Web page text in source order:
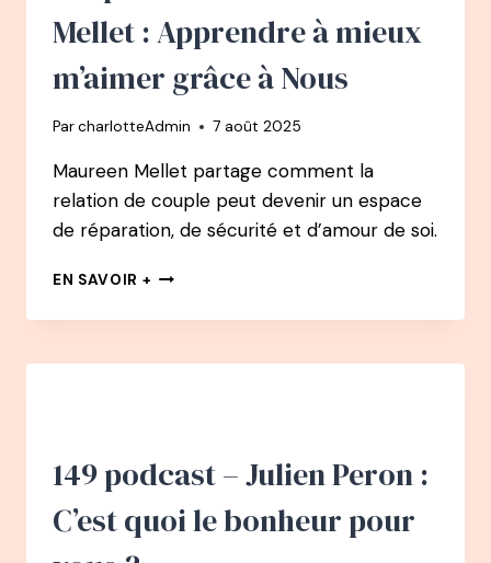
CHEMIN
LA
Mellet : Apprendre à mieux
m’aimer grâce à Nous
ParcharlotteAdmin 7 août 2025
Maureen Mellet partage comment la
relation de couple peut devenir un espace
de réparation, de sécurité et d’amour de soi.
EN SAVOIR + 150
–
MELLET
M’AIMER
À
149 podcast – Julien Peron :
C’est quoi le bonheur pour